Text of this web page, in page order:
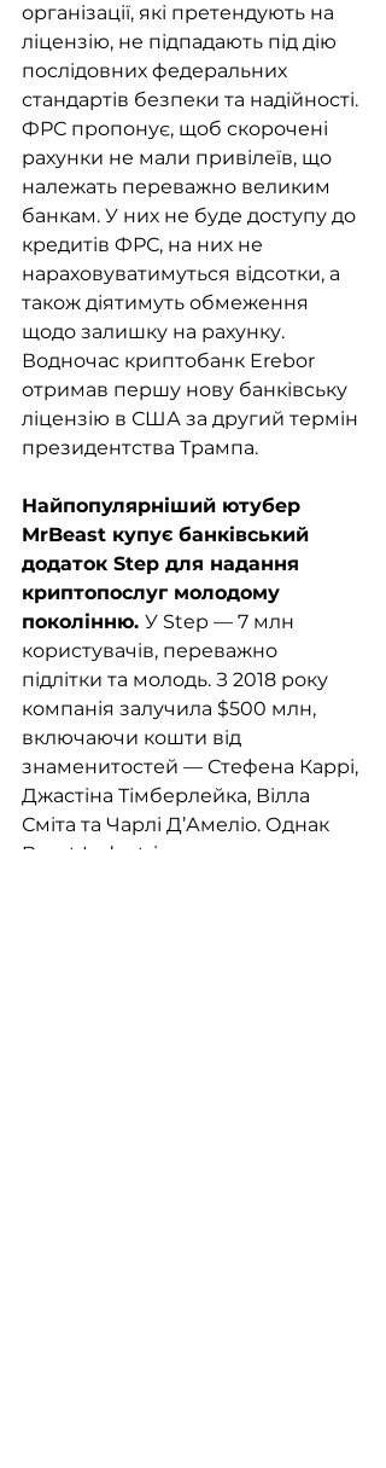
організації, які претендують на
ліцензію, не підпадають під дію
послідовних федеральних
стандартів безпеки та надійності.
ФРС пропонує, щоб скорочені
рахунки не мали привілеїв, що
належать переважно великим
банкам. У них не буде доступу до
кредитів ФРС, на них не
нараховуватимуться відсотки, а
також діятимуть обмеження
щодо залишку на рахунку.
Водночас криптобанк Erebor
отримав першу нову банківську
ліцензію в США за другий термін
президентства Трампа.
Найпопулярніший ютубер
MrBeast купує банківський
додаток Step для надання
криптопослуг молодому
поколінню. У Step — 7 млн
користувачів, переважно
підлітки та молодь. З 2018 року
компанія залучила $500 млн,
включаючи кошти від
знаменитостей — Стефена Каррі,
Джастіна Тімберлейка, Вілла
Сміта та Чарлі Д’Амеліо. Однак
Beast Industries не розкрила